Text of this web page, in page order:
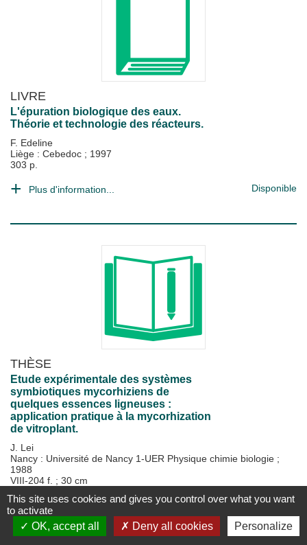
LIVRE
L'épuration biologique des eaux.
Théorie et technologie des réacteurs.
F. Edeline
Liège : Cebedoc ; 1997
303 p.
Plus d'information... Disponible
THÈSE
Etude expérimentale des systèmes
symbiotiques mycorhiziens de
quelques essences ligneuses :
application pratique à la mycorhization
de vitroplant.
J. Lei
Nancy : Université de Nancy 1-UER Physique chimie biologie ;
1988
VIII-204 f. ; 30 cm
Plus d'information... Disponible
This site uses cookies and gives you control over what you want
to activate
OK, accept all
Deny all cookies Personalize